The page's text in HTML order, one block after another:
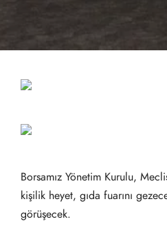
Borsamız Yönetim Kurulu,
kişilik heyet, gıda fuarını
görüşecek.